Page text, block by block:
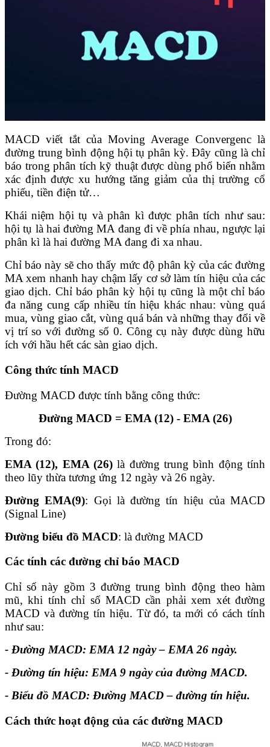
MACD viết tắt của Moving Average Convergenc là
đường trung bình động hội tụ phân kỳ. Đây cũng là chỉ
báo trong phân tích kỹ thuật được dùng phổ biến nhằm
xác định được xu hướng tăng giảm của thị trường cổ
phiếu, tiền điện tử…
Khái niệm hội tụ và phân kì được phân tích như sau:
hội tụ là hai đường MA đang đi về phía nhau, ngược lại
phân kì là hai đường MA đang đi xa nhau.
Chỉ báo này sẽ cho thấy mức độ phân kỳ của các đường
MA xem nhanh hay chậm lấy cơ sở làm tín hiệu của các
giao dịch. Chỉ báo phân kỳ hội tụ cũng là một chỉ báo
đa năng cung cấp nhiều tín hiệu khác nhau: vùng quá
mua, vùng giao cắt, vùng quá bán và những thay đổi về
vị trí so với đường số 0. Công cụ này được dùng hữu
ích với hầu hết các sàn giao dịch.
Công thức tính MACD
Đường MACD được tính bằng công thức:
Đường MACD = EMA (12) - EMA (26)
Trong đó:
EMA (12), EMA (26) là đường trung bình động tính
theo lũy thừa tương ứng 12 ngày và 26 ngày.
Đường EMA(9): Gọi là đường tín hiệu của MACD
(Signal Line)
Đường biểu đồ MACD: là đường MACD
Các tính các đường chỉ báo MACD
Chỉ số này gồm 3 đường trung bình động theo hàm
mũ, khi tính chỉ số MACD cần phải xem xét đường
MACD và đường tín hiệu. Từ đó, ta mới có cách tính
như sau:
- Đường MACD: EMA 12 ngày – EMA 26 ngày.
- Đường tín hiệu: EMA 9 ngày của đường MACD.
- Biểu đồ MACD: Đường MACD – đường tín hiệu.
Cách thức hoạt động của các đường MACD